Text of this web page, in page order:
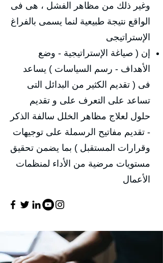
وغير ذلك من مظاهر الفشل ، هى فى
الواقع نتيجة طبيعية لنما يسمى بالفراغ
الإستراتيجى
إن ( صياغة الإستراتيجية - وضع
الأهداف - رسم السياسات ) يساعد
فى ( تقديم الكثير من البدائل التى
تساعد على التعرف على و تقديم
حلول لعلاج مظاهر الخلل سالفة الذكر
- تقديم مفاتيح الرسملة على توجيهات
وقرارات المستقبل ) بما يضمن تحقيق
مستويات مرضية من الأداء لمنظمات
الأعمال